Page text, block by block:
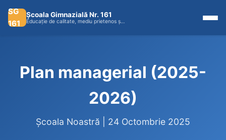
SG
161
Școala Gimnazială Nr. 161
Educație de calitate, mediu prietenos ș…
Plan managerial (2025-
2026)
Școala Noastră | 24 Octombrie 2025